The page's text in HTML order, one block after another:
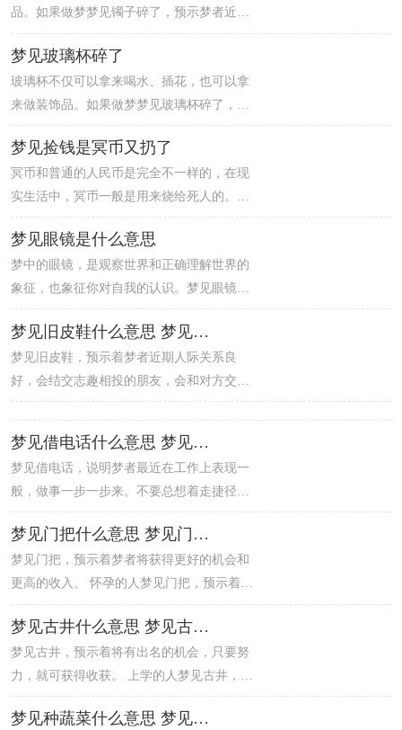
他们还会给你精神上的支持，所以你也有勇
气去探索未知的领域。
品。如果做梦梦见镯子碎了，预示梦者近期
的运势一般，这两天如果有开口发言的机会
一定要把握，说不定在人群中的某个人就是
你的贵人。此外，如果遇到什么不顺心的事
情，你可以多和家里人沟通，说不定就可以
得到妥善解决。
梦见玻璃杯碎了
玻璃杯不仅可以拿来喝水、插花，也可以拿
来做装饰品。如果做梦梦见玻璃杯碎了，预
示梦者近期运势平平，可能会因为工作上的
一些事情而和别人闹小矛盾，只要各退一
步，就能得到比较好的结果。此外，在健康
方面，你的体质也变得很不错，不仅能跳能
跑，还自由随性。
梦见捡钱是冥币又扔了
冥币和普通的人民币是完全不一样的，在现
实生活中，冥币一般是用来烧给死人的。梦
见捡钱是冥币又扔了，预示梦者运势不佳，
很多事情容易有阻碍，不是梦者的问题，而
是运气不通，外界环境的改变和各种突发事
件的发生，导致你会感到不知所措，但是能
激发起你竞争的欲望，开始想办法解决。
梦见眼镜是什么意思
梦中的眼镜，是观察世界和正确理解世界的
象征，也象征你对自我的认识。梦见眼镜，
提醒你要清醒理智地看待看自我，或把握势
态，小心谨慎地减少差错，切忌自命不凡。
梦见旧皮鞋什么意思 梦见旧皮鞋什么预兆
梦见旧皮鞋，预示着梦者近期人际关系良
好，会结交志趣相投的朋友，会和对方交的
很愉快。 做生意的人梦见旧皮鞋，说明刚开
益。 热恋中的人梦见旧皮鞋，可见经过多次
考验后，父母同意，有望结婚。
梦见借电话什么意思 梦见借电话什么预兆
梦见借电话，说明梦者最近在工作上表现一
般，做事一步一步来。不要总想着走捷径，
急功近利或者贪小便宜。建议梦者最好保持
冷静的头脑，集中精力做好每一件事。 出行
的人梦见借电话，建议如期顺利出门。 怀孕
的人梦见借电话，说明有了宝宝，身体不
好，要好好保养。
梦见门把什么意思 梦见门把什么预兆
梦见门把，预示着梦者将获得更好的机会和
更高的收入。 怀孕的人梦见门把，预示着夏
天会有一个男孩和一个女孩。 本命年的人梦
见门把，说明事情的发生是有原因的，还是
小心处理为好。
梦见古井什么意思 梦见古井什么预兆
梦见古井，预示着将有出名的机会，只要努
力，就可获得收获。 上学的人梦见古井，说
明理科成绩不错，有望被录取。 做生意的人
梦见古井，说明最近有合作商的到来，要抓
梦见种蔬菜什么意思 梦见种蔬菜什么预兆